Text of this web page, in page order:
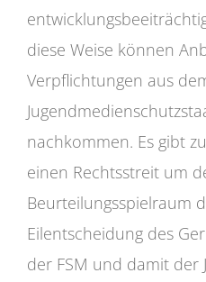
diese Weise können
Verpflichtungen aus
nachkommen. Es gibt
einen Rechtsstreit um
Beurteilungsspielraum
Eilentscheidung des
der FSM und damit der